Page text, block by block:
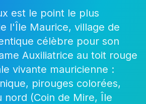
est le point le plus
l'Île Maurice, village de
célèbre pour son
Auxiliatrice au toit rouge
vivante mauricienne :
pirouges colorées,
nord (Coin de Mire, Île